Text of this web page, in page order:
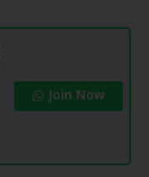
Join Now